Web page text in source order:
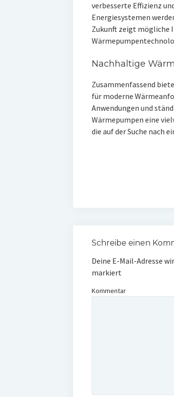
verbesserte Effizienz
Energiesystemen
Zukunft zeigt mögliche
Nachhaltige
Zusammenfassend
für moderne
Anwendungen und
Wärmepumpen eine
die auf der Suche nach
Schreibe einen
Deine E-Mail-Adresse
markiert
Kommentar